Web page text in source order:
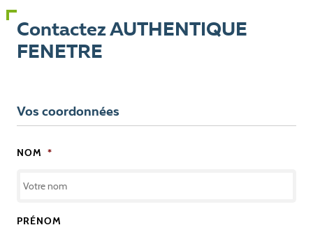
Contactez AUTHENTIQUE
FENETRE
Vos coordonnées
NOM *
PRÉNOM